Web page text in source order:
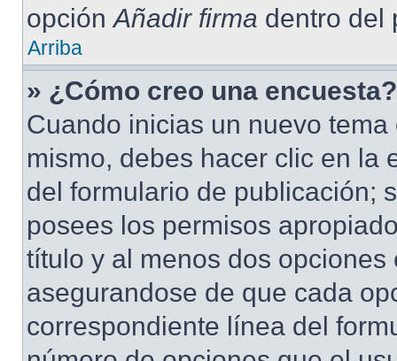
opciónAñadir firma dentro del
Arriba
» ¿Cómo creo una encuesta?
Cuando inicias un nuevo
mismo, debes hacer clic en la
del formulario de publicación;
posees los permisos
título y al menos dos
asegurandose de que cada
correspondiente línea del